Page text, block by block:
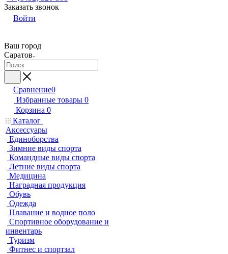
Заказать звонок
Войти
Ваш город
Саратов
Сравнение0
Избранные товары 0
Корзина 0
Каталог
Аксессуары
Единоборства
Зимние виды спорта
Командные виды спорта
Летние виды спорта
Медицина
Наградная продукция
Обувь
Одежда
Плавание и водное поло
Спортивное оборудование и
инвентарь
Туризм
Фитнес и спортзал